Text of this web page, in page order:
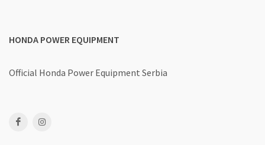
HONDA POWER EQUIPMENT
Official Honda Power Equipment Serbia